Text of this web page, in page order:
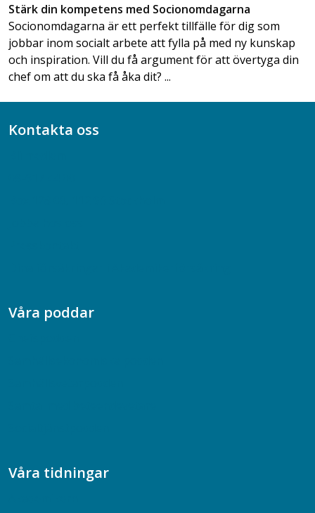
Stärk din kompetens med Socionomdagarna
Socionomdagarna är ett perfekt tillfälle för dig som
jobbar inom socialt arbete att fylla på med ny kunskap
och inspiration. Vill du få argument för att övertyga din
chef om att du ska få åka dit? ...
Kontakta oss
Våra poddar
Våra tidningar